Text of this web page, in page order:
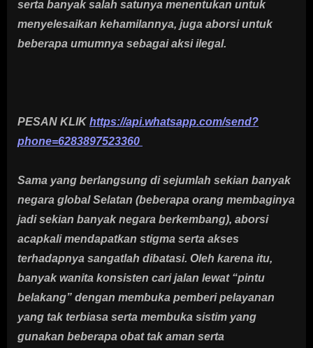
serta banyak salah satunya menentukan untuk
menyelesaikan kehamilannya, juga aborsi untuk
beberapa umumnya sebagai aksi ilegal.
PESAN KLIK https://api.whatsapp.com/send?
phone=6283897523360
Sama yang berlangsung di sejumlah sekian banyak
negara global Selatan (beberapa orang membaginya
jadi sekian banyak negara berkembang), aborsi
acapkali mendapatkan stigma serta akses
terhadapnya sangatlah dibatasi. Oleh karena itu,
banyak wanita konsisten cari jalan lewat “pintu
belakang” dengan membuka pemberi pelayanan
yang tak terbiasa serta membuka sistim yang
gunakan beberapa obat tak aman serta